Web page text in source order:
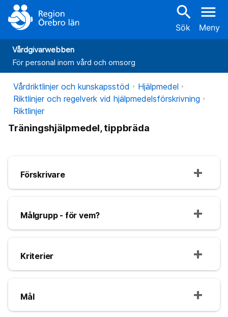
search
Sök
menu
Meny
Vårdgivarwebben
För personal inom vård och omsorg
Vårdriktlinjer och kunskapsstöd
Hjälpmedel
Riktlinjer och regelverk vid hjälpmedelsförskrivning
Riktlinjer
Träningshjälpmedel, tippbräda
Förskrivare
Målgrupp - för vem?
Kriterier
Mål